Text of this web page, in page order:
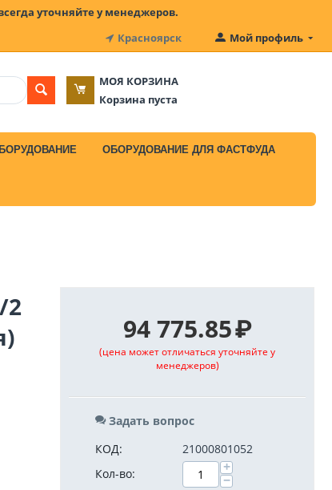
уточняйте у менеджеров.
Красноярск
Мой профиль
МОЯ КОРЗИНА
Корзина пуста
ОБОРУДОВАНИЕ ДЛЯ ФАСТФУДА
2
94 775.85₽
(цена может отличаться уточняйте у
менеджеров)
Задать вопрос
КОД:
21000801052
Кол-во:
+
−